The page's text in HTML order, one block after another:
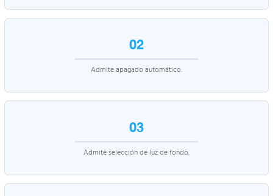
02
Admite apagado automático.
03
Admite selección de luz de fondo.